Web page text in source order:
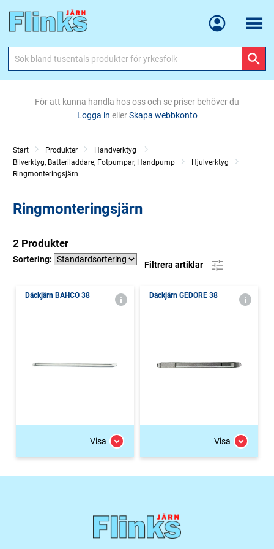
Meny
För att kunna handla hos oss och se priser behöver du
Logga in ellerSkapa webbkonto
Start Produkter
Handverktyg
Bilverktyg, Batteriladdare, Fotpumpar, Handpump
Hjulverktyg
Ringmonteringsjärn
Ringmonteringsjärn
2 Produkter
Sortering:
Filtrera artiklar
Däckjärn BAHCO 38
Visa
Däckjärn GEDORE 38
Visa